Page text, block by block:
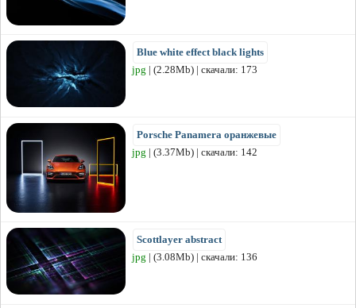
Blue white effect black lights
jpg | (2.28Mb) | скачали: 173
Porsche Panamera оранжевые
jpg | (3.37Mb) | скачали: 142
Scottlayer abstract
jpg | (3.08Mb) | скачали: 136